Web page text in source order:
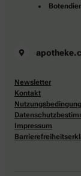
Newsletter
Kontakt
Impressum